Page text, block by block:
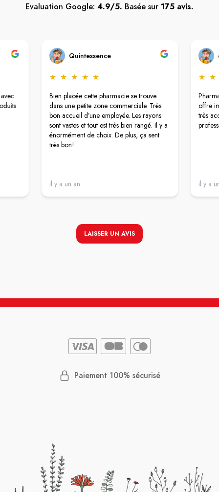
Evaluation Google: 4.9/5. Basée sur 175 avis.
Quintessence
★ ★ ★ ★ ★
Bien placée cette pharmacie se trouve
dans une petite zone commerciale. Très
bon accueil d’une employée. Les rayons
sont vastes et tout est très bien rangé. Il y a
énormément de choix. De plus, ça sent
très bon!
il y a un an
★ ★
offre
très
il y a
LAISSER UN AVIS
Paiement 100% sécurisé